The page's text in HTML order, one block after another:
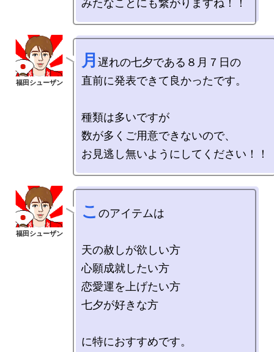
月 遅れの七夕である８月７日の
直前に発表できて良かったです。
種類は多いですが
数が多くご用意できないので、
こ のアイテムは
天の赦しが欲しい方
心願成就したい方
恋愛運を上げたい方
七夕が好きな方